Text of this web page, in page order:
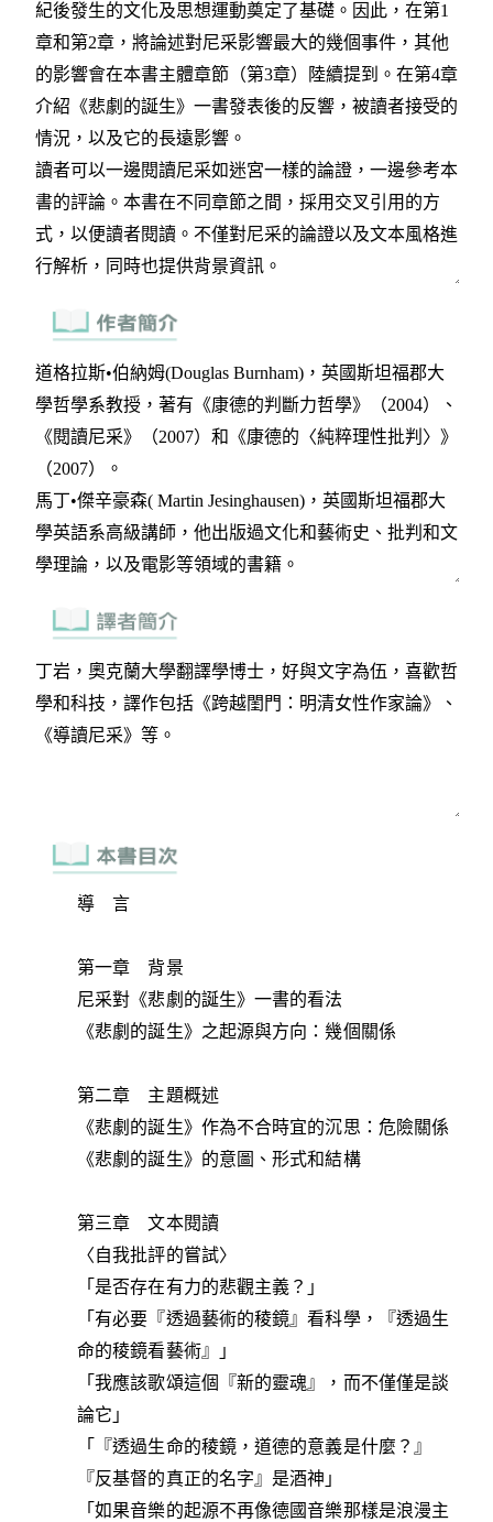
導 言
第一章 背景
尼采對《悲劇的誕生》一書的看法
《悲劇的誕生》之起源與方向：幾個關係
第二章 主題概述
《悲劇的誕生》作為不合時宜的沉思：危險關係
《悲劇的誕生》的意圖、形式和結構
第三章 文本閱讀
〈自我批評的嘗試〉
「是否存在有力的悲觀主義？」
「有必要『透過藝術的稜鏡』看科學，『透過生
命的稜鏡看藝術』」
「我應該歌頌這個『新的靈魂』，而不僅僅是談
論它」
「『透過生命的稜鏡，道德的意義是什麼？』
『反基督的真正的名字』是酒神」
「如果音樂的起源不再像德國音樂那樣是浪漫主